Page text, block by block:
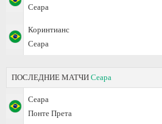
Сеара
Коринтианс
Сеара
ПОСЛЕДНИЕ МАТЧИ Сеара
Сеара
Понте Прета